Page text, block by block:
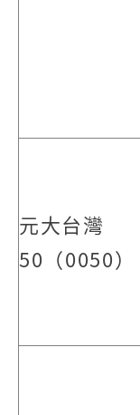
元大台灣
50（0050）